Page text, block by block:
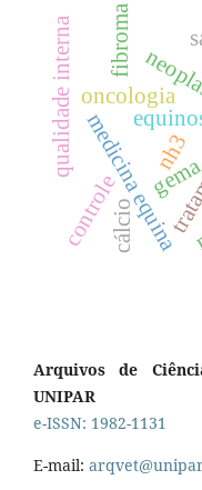
medicina equina
qualidade interna oncologia
controle
fibroma
cálcio
nh3
Arquivos de
UNIPAR
e-ISSN: 1982-1131
E-mail: